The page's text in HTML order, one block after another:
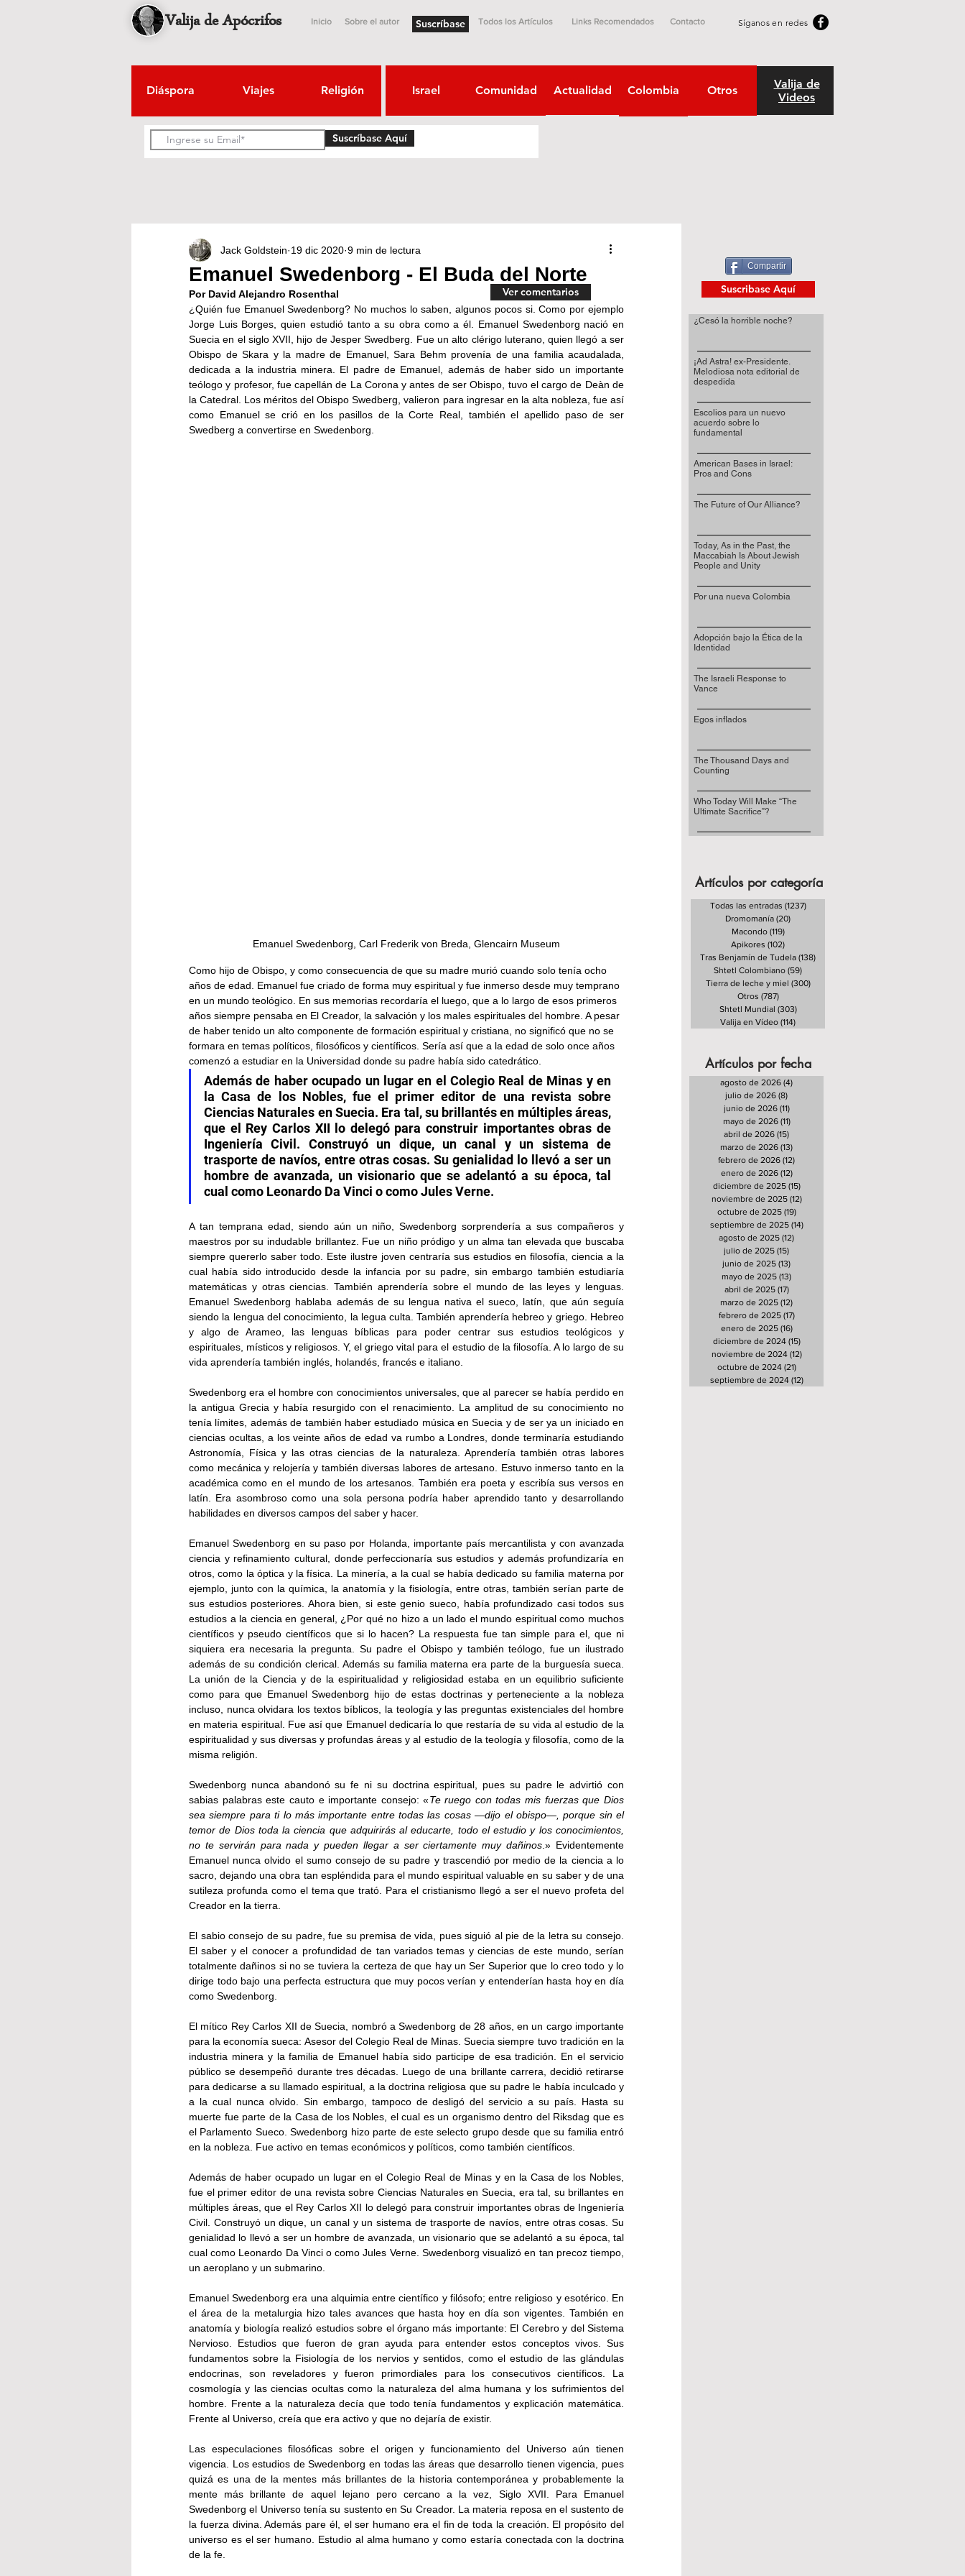
Valija de Apócrifos Inicio Sobre el autor Suscríbase Todos los Artículos Links Recomendados Contacto Síganos en redes
Diáspora Viajes Religión Israel Comunidad Actualidad Colombia Otros
Valija de
Videos
Suscríbase Aquí
Emanuel Swedenborg - El Buda del Norte
Jack Goldstein 19 dic 2020 9 min de lectura
Por David Alejandro Rosenthal
¿Quién fue Emanuel Swedenborg? No muchos lo saben, algunos pocos si. Como por ejemplo
Jorge Luis Borges, quien estudió tanto a su obra como a él. Emanuel Swedenborg nació en
Suecia en el siglo XVII, hijo de Jesper Swedberg. Fue un alto clérigo luterano, quien llegó a ser
Obispo de Skara y la madre de Emanuel, Sara Behm provenía de una familia acaudalada,
dedicada a la industria minera. El padre de Emanuel, además de haber sido un importante
teólogo y profesor, fue capellán de La Corona y antes de ser Obispo, tuvo el cargo de Deàn de
la Catedral. Los méritos del Obispo Swedberg, valieron para ingresar en la alta nobleza, fue así
como Emanuel se crió en los pasillos de la Corte Real, también el apellido paso de ser
Swedberg a convertirse en Swedenborg.
Emanuel Swedenborg, Carl Frederik von Breda, Glencairn Museum
Como hijo de Obispo, y como consecuencia de que su madre murió cuando solo tenía ocho
años de edad. Emanuel fue criado de forma muy espiritual y fue inmerso desde muy temprano
en un mundo teológico. En sus memorias recordaría el luego, que a lo largo de esos primeros
años siempre pensaba en El Creador, la salvación y los males espirituales del hombre. A pesar
de haber tenido un alto componente de formación espiritual y cristiana, no significó que no se
formara en temas políticos, filosóficos y científicos. Sería así que a la edad de solo once años
comenzó a estudiar en la Universidad donde su padre había sido catedrático.
Además de haber ocupado un lugar en el Colegio Real de Minas y en
la Casa de los Nobles, fue el primer editor de una revista sobre
Ciencias Naturales en Suecia. Era tal, su brillantés en múltiples áreas,
que el Rey Carlos XII lo delegó para construir importantes obras de
Ingeniería Civil. Construyó un dique, un canal y un sistema de
trasporte de navíos, entre otras cosas. Su genialidad lo llevó a ser un
hombre de avanzada, un visionario que se adelantó a su época, tal
cual como Leonardo Da Vinci o como Jules Verne.
A tan temprana edad, siendo aún un niño, Swedenborg sorprendería a sus compañeros y
maestros por su indudable brillantez. Fue un niño pródigo y un alma tan elevada que buscaba
siempre quererlo saber todo. Este ilustre joven centraría sus estudios en filosofía, ciencia a la
cual había sido introducido desde la infancia por su padre, sin embargo también estudiaría
matemáticas y otras ciencias. También aprendería sobre el mundo de las leyes y lenguas.
Emanuel Swedenborg hablaba además de su lengua nativa el sueco, latín, que aún seguía
siendo la lengua del conocimiento, la legua culta. También aprendería hebreo y griego. Hebreo
y algo de Arameo, las lenguas bíblicas para poder centrar sus estudios teológicos y
espirituales, místicos y religiosos. Y, el griego vital para el estudio de la filosofía. A lo largo de su
vida aprendería también inglés, holandés, francés e italiano.
Swedenborg era el hombre con conocimientos universales, que al parecer se había perdido en
la antigua Grecia y había resurgido con el renacimiento. La amplitud de su conocimiento no
tenía límites, además de también haber estudiado música en Suecia y de ser ya un iniciado en
ciencias ocultas, a los veinte años de edad va rumbo a Londres, donde terminaría estudiando
Astronomía, Física y las otras ciencias de la naturaleza. Aprendería también otras labores
como mecánica y relojería y también diversas labores de artesano. Estuvo inmerso tanto en la
académica como en el mundo de los artesanos. También era poeta y escribía sus versos en
latín. Era asombroso como una sola persona podría haber aprendido tanto y desarrollando
habilidades en diversos campos del saber y hacer.
Emanuel Swedenborg en su paso por Holanda, importante país mercantilista y con avanzada
ciencia y refinamiento cultural, donde perfeccionaría sus estudios y además profundizaría en
otros, como la óptica y la física. La minería, a la cual se había dedicado su familia materna por
ejemplo, junto con la química, la anatomía y la fisiología, entre otras, también serían parte de
sus estudios posteriores. Ahora bien, si este genio sueco, había profundizado casi todos sus
estudios a la ciencia en general, ¿Por qué no hizo a un lado el mundo espiritual como muchos
científicos y pseudo científicos que si lo hacen? La respuesta fue tan simple para el, que ni
siquiera era necesaria la pregunta. Su padre el Obispo y también teólogo, fue un ilustrado
además de su condición clerical. Además su familia materna era parte de la burguesía sueca.
La unión de la Ciencia y de la espiritualidad y religiosidad estaba en un equilibrio suficiente
como para que Emanuel Swedenborg hijo de estas doctrinas y perteneciente a la nobleza
incluso, nunca olvidara los textos bíblicos, la teología y las preguntas existenciales del hombre
en materia espiritual. Fue así que Emanuel dedicaría lo que restaría de su vida al estudio de la
espiritualidad y sus diversas y profundas áreas y al estudio de la teología y filosofía, como de la
misma religión.
Swedenborg nunca abandonó su fe ni su doctrina espiritual, pues su padre le advirtió con
sabias palabras este cauto e importante consejo: «Te ruego con todas mis fuerzas que Dios
sea siempre para ti lo más importante entre todas las cosas —dijo el obispo—, porque sin el
temor de Dios toda la ciencia que adquirirás al educarte, todo el estudio y los conocimientos,
no te servirán para nada y pueden llegar a ser ciertamente muy dañinos .» Evidentemente
Emanuel nunca olvido el sumo consejo de su padre y trascendió por medio de la ciencia a lo
sacro, dejando una obra tan espléndida para el mundo espiritual valuable en su saber y de una
sutileza profunda como el tema que trató. Para el cristianismo llegó a ser el nuevo profeta del
Creador en la tierra.
El sabio consejo de su padre, fue su premisa de vida, pues siguió al pie de la letra su consejo.
El saber y el conocer a profundidad de tan variados temas y ciencias de este mundo, serían
totalmente dañinos si no se tuviera la certeza de que hay un Ser Superior que lo creo todo y lo
dirige todo bajo una perfecta estructura que muy pocos verían y entenderían hasta hoy en día
como Swedenborg.
El mítico Rey Carlos XII de Suecia, nombró a Swedenborg de 28 años, en un cargo importante
para la economía sueca: Asesor del Colegio Real de Minas. Suecia siempre tuvo tradición en la
industria minera y la familia de Emanuel había sido participe de esa tradición. En el servicio
público se desempeñó durante tres décadas. Luego de una brillante carrera, decidió retirarse
para dedicarse a su llamado espiritual, a la doctrina religiosa que su padre le había inculcado y
a la cual nunca olvido. Sin embargo, tampoco de desligó del servicio a su país. Hasta su
muerte fue parte de la Casa de los Nobles, el cual es un organismo dentro del Riksdag que es
el Parlamento Sueco. Swedenborg hizo parte de este selecto grupo desde que su familia entró
en la nobleza. Fue activo en temas económicos y políticos, como también científicos.
Además de haber ocupado un lugar en el Colegio Real de Minas y en la Casa de los Nobles,
fue el primer editor de una revista sobre Ciencias Naturales en Suecia, era tal, su brillantes en
múltiples áreas, que el Rey Carlos XII lo delegó para construir importantes obras de Ingeniería
Civil. Construyó un dique, un canal y un sistema de trasporte de navíos, entre otras cosas. Su
genialidad lo llevó a ser un hombre de avanzada, un visionario que se adelantó a su época, tal
cual como Leonardo Da Vinci o como Jules Verne. Swedenborg visualizó en tan precoz tiempo,
un aeroplano y un submarino.
Emanuel Swedenborg era una alquimia entre científico y filósofo; entre religioso y esotérico. En
el área de la metalurgia hizo tales avances que hasta hoy en día son vigentes. También en
anatomía y biología realizó estudios sobre el órgano más importante: El Cerebro y del Sistema
Nervioso. Estudios que fueron de gran ayuda para entender estos conceptos vivos. Sus
fundamentos sobre la Fisiología de los nervios y sentidos, como el estudio de las glándulas
endocrinas, son reveladores y fueron primordiales para los consecutivos científicos. La
cosmología y las ciencias ocultas como la naturaleza del alma humana y los sufrimientos del
hombre. Frente a la naturaleza decía que todo tenía fundamentos y explicación matemática.
Frente al Universo, creía que era activo y que no dejaría de existir.
Las especulaciones filosóficas sobre el origen y funcionamiento del Universo aún tienen
vigencia. Los estudios de Swedenborg en todas las áreas que desarrollo tienen vigencia, pues
quizá es una de la mentes más brillantes de la historia contemporánea y probablemente la
mente más brillante de aquel lejano pero cercano a la vez, Siglo XVII. Para Emanuel
Swedenborg el Universo tenía su sustento en Su Creador. La materia reposa en el sustento de
la fuerza divina. Además pare él, el ser humano era el fin de toda la creación. El propósito del
universo es el ser humano. Estudio al alma humano y como estaría conectada con la doctrina
de la fe.
Ver comentarios
Compartir
Suscribase Aquí
¿Cesó la horrible noche?
¡Ad Astra! ex-Presidente.
Melodiosa nota editorial de
despedida
Escolios para un nuevo
acuerdo sobre lo
fundamental
American Bases in Israel:
Pros and Cons
The Future of Our Alliance?
Today, As in the Past, the
Maccabiah Is About Jewish
People and Unity
Por una nueva Colombia
Adopción bajo la Ética de la
Identidad
The Israeli Response to
Vance
Egos inflados
The Thousand Days and
Counting
Who Today Will Make “The
Ultimate Sacrifice”?
Artículos por categoría
Todas las entradas (1237)1237 entradas
Dromomanía (20)
Macondo (119)119 entradas
Apikores (102)
Tras Benjamín de Tudela (138)
Shtetl Colombiano (59)
Tierra de leche y miel (300)300 entradas
Otros (787)787 entradas
Shtetl Mundial (303)303 entradas
Valija en Vídeo (114)
Artículos por fecha
agosto de 2026 (4)
julio de 2026 (8)
junio de 2026 (11)11 entradas
mayo de 2026 (11)11 entradas
abril de 2026 (15)
marzo de 2026 (13)
febrero de 2026 (12)
enero de 2026 (12)12 entradas
diciembre de 2025 (15)15 entradas
noviembre de 2025 (12)12 entradas
octubre de 2025 (19)19 entradas
septiembre de 2025 (14)14 entradas
agosto de 2025 (12)
julio de 2025 (15)
junio de 2025 (13)
mayo de 2025 (13)
abril de 2025 (17)17 entradas
marzo de 2025 (12)
febrero de 2025 (17)17 entradas
enero de 2025 (16)16 entradas
diciembre de 2024 (15)15 entradas
noviembre de 2024 (12)12 entradas
octubre de 2024 (21)21 entradas
septiembre de 2024 (12)12 entradas